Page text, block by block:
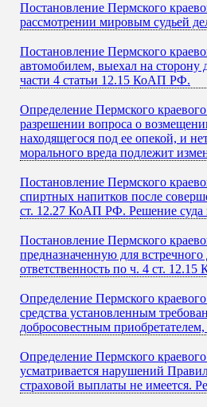
Постановление Пермского
рассмотрении мировым судьей
Постановление Пермского
автомобилем, выехал на сторону
части 4 статьи 12.15 КоАП РФ.
Определение Пермского
разрешении вопроса о
находящегося под ее опекой, и
морального вреда подлежит
Постановление Пермского
спиртных напитков после
ст. 12.27 КоАП РФ. Решение суда
Постановление Пермского
предназначенную для
ответственность по ч. 4 ст.
Определение Пермского
средства установленным
добросовестным
Определение Пермского
усматривается нарушений
страховой выплаты не имеется.